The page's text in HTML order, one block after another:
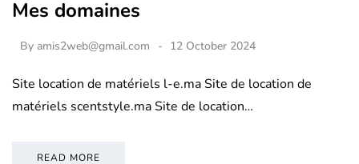
Mes domaines
By amis2web@gmail.com 12 October 2024
Site location de matériels l-e.ma Site de location de
matériels scentstyle.ma Site de location…
READ MORE